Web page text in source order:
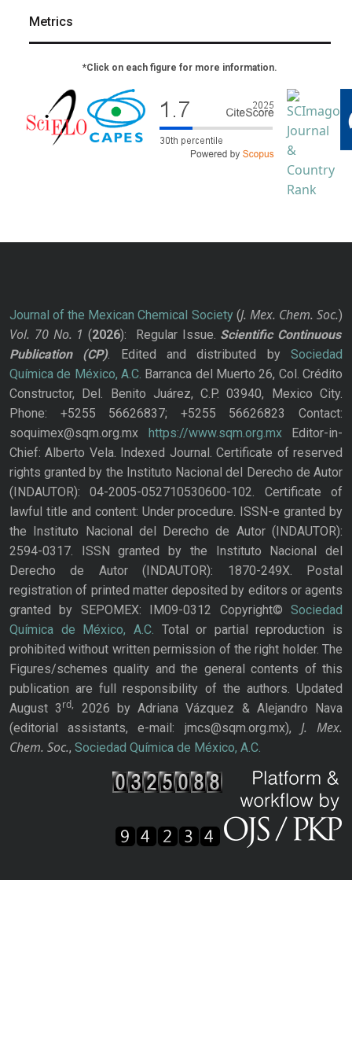
Metrics
*Click on each figure for more information.
Journal of the Mexican Chemical Society(J. Mex. Chem. Soc.)
Vol. 70 No. 1 (2026): Regular Issue. Scientific Continuous
Publication
(CP). Edited and distributed bySociedad
Química de México, A.C. Barranca del Muerto 26, Col. Crédito
Constructor, Del. Benito Juárez, C.P. 03940, Mexico City.
Phone: +5255 56626837; +5255 56626823 Contact:
soquimex@sqm.org.mx https://www.sqm.org.mxEditor-in-
Chief: Alberto Vela. Indexed Journal. Certificate of reserved
rights granted by the Instituto Nacional del Derecho de Autor
(INDAUTOR): 04-2005-052710530600-102. Certificate of
lawful title and content: Under procedure. ISSN-e granted by
the Instituto Nacional del Derecho de Autor (INDAUTOR):
2594-0317. ISSN granted by the Instituto Nacional del
Derecho de Autor (INDAUTOR): 1870-249X. Postal
registration of printed matter deposited by editors or agents
granted by SEPOMEX: IM09-0312 Copyright© Sociedad
Química de México, A.C. Total or partial reproduction is
prohibited without written permission of the right holder. The
Figures/schemes quality and the general contents of this
publication are full responsibility of the authors. Updated
August 3rd,
2026 by Adriana Vázquez & Alejandro Nava
(editorial assistants, e-mail: jmcs@sqm.org.mx), J. Mex.
Chem. Soc., Sociedad Química de México, A.C.